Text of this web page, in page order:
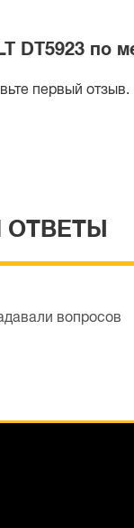
DT5923 по
первый отзыв.
вопросов